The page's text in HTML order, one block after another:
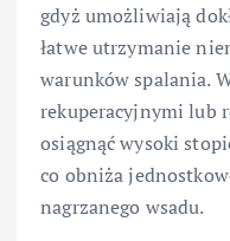
gdyż umożliwiają
łatwe utrzymanie
warunków spalania.
rekuperacyjnymi lub
osiągnąć wysoki
co obniża
nagrzanego wsadu.